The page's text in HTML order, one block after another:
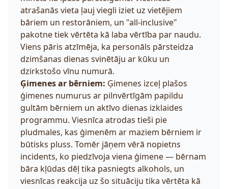
atrašanās vieta ļauj viegli iziet uz vietējiem
bāriem un restorāniem, un "all-inclusive"
pakotne tiek vērtēta kā laba vērtība par naudu.
Viens pāris atzīmēja, ka personāls pārsteidza
dzimšanas dienas svinētāju ar kūku un
dzirkstošo vīnu numurā.
Ģimenes ar bērniem: Ģimenes izceļ plašos
ģimenes numurus ar pilnvērtīgām papildu
gultām bērniem un aktīvo dienas izklaides
programmu. Viesnīca atrodas tieši pie
pludmales, kas ģimenēm ar maziem bērniem ir
būtisks pluss. Tomēr jāņem vērā nopietns
incidents, ko piedzīvoja viena ģimene — bērnam
bāra kļūdas dēļ tika pasniegts alkohols, un
viesnīcas reakcija uz šo situāciju tika vērtēta kā